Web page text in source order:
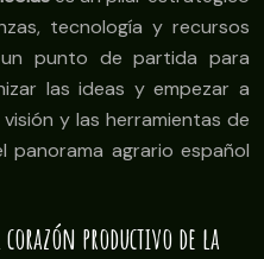
tecnología y recursos
punto de partida para
las ideas y empezar a
y las herramientas de
agrario español
productivo de la